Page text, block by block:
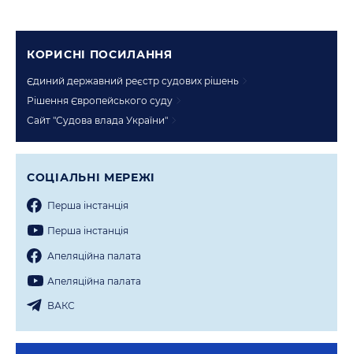
КОРИСНI ПОСИЛАННЯ
Єдиний державний реєстр судових рішень
Рішення Європейського суду
Сайт "Судова влада України"
СОЦIАЛЬНI МЕРЕЖI
Перша iнстанцiя
Перша iнстанцiя
Апеляцiйна палата
Апеляцiйна палата
ВАКС